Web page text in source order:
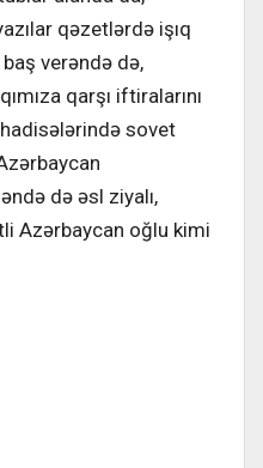
qəzetlərdə işıq
verəndə də,
qarşı iftiralarını
sovet
də əsl ziyalı,
Azərbaycan oğlu kimi